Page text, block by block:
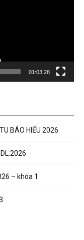
01:03:28
BÁO HIẾU 2026
– khóa 1